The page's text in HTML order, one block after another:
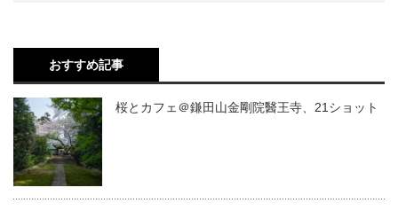
おすすめ記事
桜とカフェ＠鎌田山金剛院醫王寺、21ショット